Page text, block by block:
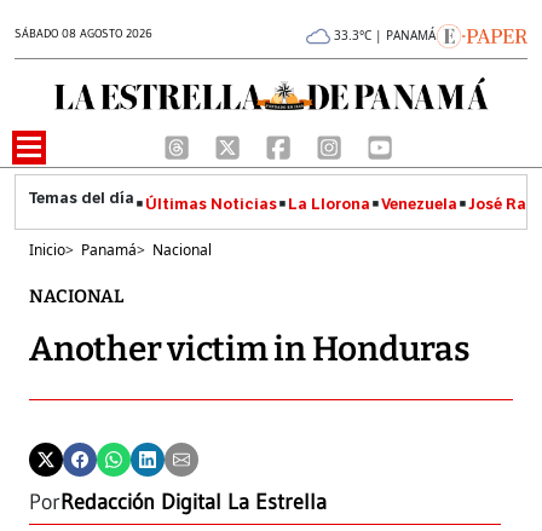
SÁBADO 08 AGOSTO 2026 33.3°C | PANAMÁ
Últimas Noticias La Llorona Venezuela José
Inicio> Panamá> Nacional
NACIONAL
Another victim in Honduras
PorRedacción Digital La Estrella